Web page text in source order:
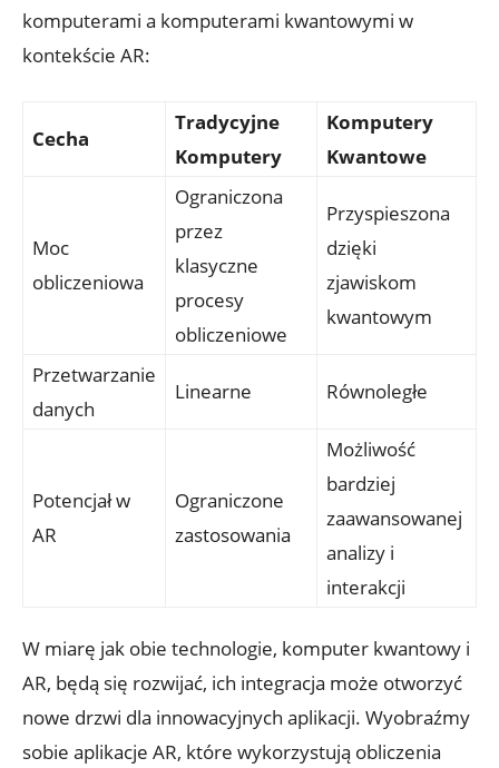
komputerami a komputerami kwantowymi w
kontekście AR:
Cecha
Tradycyjne
Komputery
Komputery
Kwantowe
Moc
obliczeniowa
Ograniczona
przez
klasyczne
procesy
obliczeniowe
Przyspieszona
dzięki
zjawiskom
kwantowym
Przetwarzanie
danych
Linearne Równoległe
Potencjał w
AR
Ograniczone
zastosowania
Możliwość
bardziej
zaawansowanej
analizy i
interakcji
W miarę jak obie technologie, komputer kwantowy i
AR, będą się rozwijać, ich integracja może otworzyć
nowe drzwi dla innowacyjnych aplikacji. Wyobraźmy
sobie aplikacje AR, które wykorzystują obliczenia